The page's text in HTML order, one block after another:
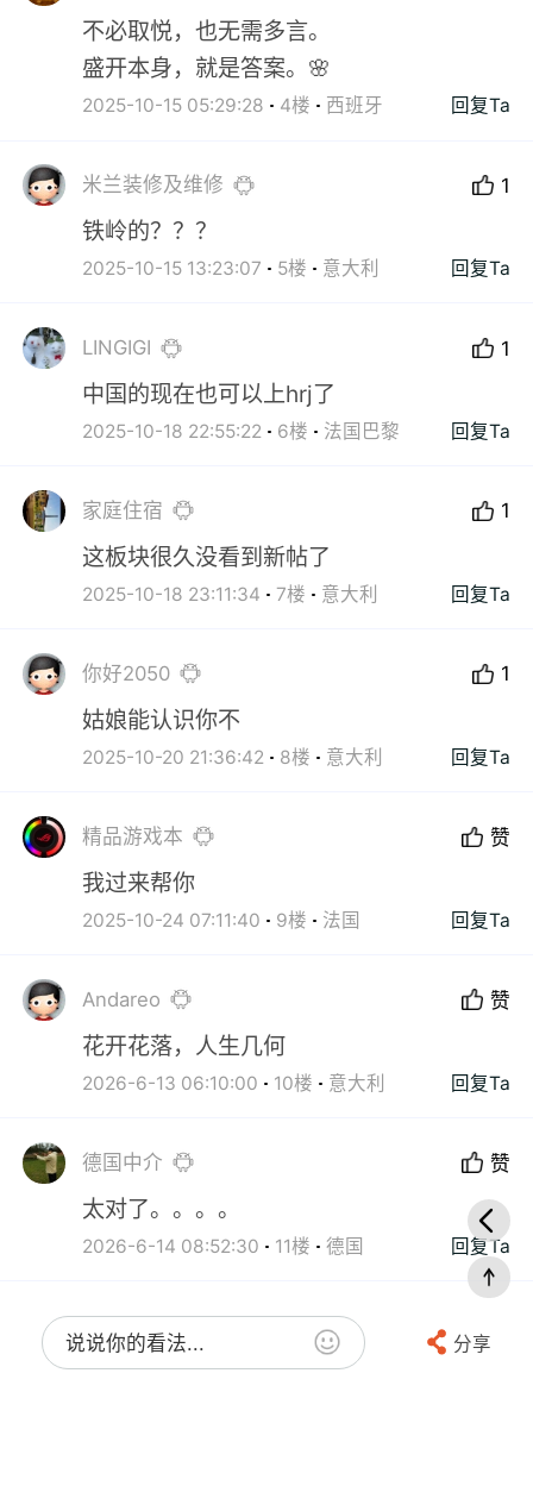
不必取悦，也无需多言。
盛开本身，就是答案。🌸
2025-10-15 05:29:28 4楼 西班牙 回复Ta
米兰装修及维修 1
铁岭的？？？
2025-10-15 13:23:07 5楼 意大利 回复Ta
LINGIGI 1
中国的现在也可以上hrj了
2025-10-18 22:55:22 6楼 法国巴黎 回复Ta
家庭住宿 1
这板块很久没看到新帖了
2025-10-18 23:11:34 7楼 意大利 回复Ta
你好2050 1
姑娘能认识你不
2025-10-20 21:36:42 8楼 意大利 回复Ta
精品游戏本 赞
我过来帮你
2025-10-24 07:11:40 9楼 法国 回复Ta
Andareo 赞
花开花落，人生几何
2026-6-13 06:10:00 10楼 意大利 回复Ta
德国中介 赞
太对了。。。。
2026-6-14 08:52:30 11楼 德国 回复Ta
说说你的看法... 分享